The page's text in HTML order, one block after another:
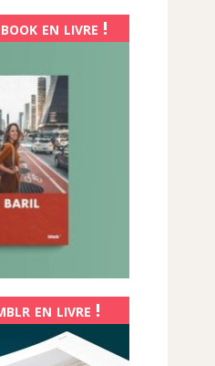
en livre !
en livre !